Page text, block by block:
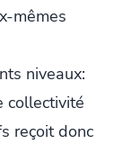
mêmes
niveaux:
collectivité
reçoit donc